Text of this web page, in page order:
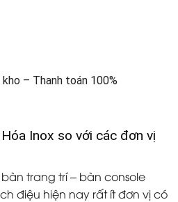
– Thanh toán 100%
Inox so với các đơn vị
trang trí – bàn console
điệu hiện nay rất ít đơn vị có